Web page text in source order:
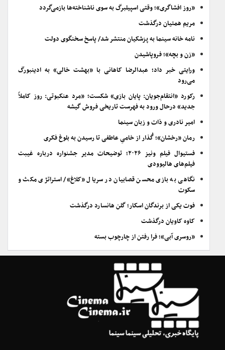
«روز افشاگری»؛ وقتی اسپیلبرگ به سوی ناشناخته‌ها بازمی‌گردد
مریم همتیان درگذشت
نامه خانه سینما به پزشکیان منتشر شد/ پاسخ سخنگوی دولت
«زن و بچه»؛ فروپاشیدن
ورایتی خبر داد؛ عبدالرضا کاهانی با «بهشت خالی» به ادینبورگ
می‌رود
رکورد «انتقام‌جویان: پایان بازی» شکست؛ «مرد عنکبوتی: روز کاملاً
جدید» درحال ورود به فهرست تاریخی فروش گیشه
امیر نادری و ذات و زبان سینما
رمان «رخشان»؛ گُذار از خامیِ عاطفی تا رسیدن به بلوغ فکری
فستیوال فیلم ونیز ۲۰۲۶؛ توضیحات مدیر جشنواره درباره غیبت
فیلم‌های هالیوودی
نگاهی به بازی محسن قصابیان در سریال «کلاغ»/ استراتژی مکث و
سکوت
فوت یکی از برندگان اسکار؛ گلن هانسارد درگذشت
کاوه کاویان درگذشت
«روسری آبی»؛ فرا رفتن از چارچوب بسته